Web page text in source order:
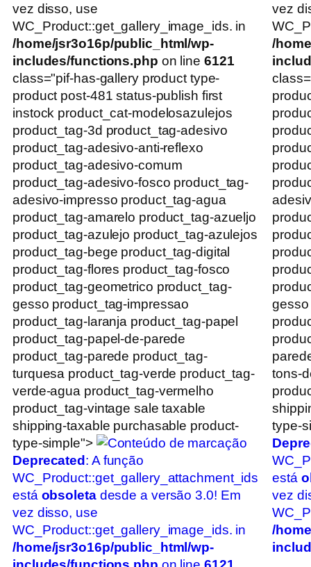
vez disso, use
WC_Product::get_gallery_image_ids. in
/home/jsr3o16p/public_html/wp-
includes/functions.php on line 6121
class="pif-has-gallery product type-
product post-481 status-publish first
instock product_cat-modelosazulejos
product_tag-3d product_tag-adesivo
product_tag-adesivo-anti-reflexo
product_tag-adesivo-comum
product_tag-adesivo-fosco product_tag-
adesivo-impresso product_tag-agua
product_tag-amarelo product_tag-azueljo
product_tag-azulejo product_tag-azulejos
product_tag-bege product_tag-digital
product_tag-flores product_tag-fosco
product_tag-geometrico product_tag-
gesso product_tag-impressao
product_tag-laranja product_tag-papel
product_tag-papel-de-parede
product_tag-parede product_tag-
turquesa product_tag-verde product_tag-
verde-agua product_tag-vermelho
product_tag-vintage sale taxable
shipping-taxable purchasable product-
type-simple">
Deprecated: A função
WC_Product::get_gallery_attachment_ids
está obsoletadesde a versão 3.0! Em
vez disso, use
WC_Product::get_gallery_image_ids. in
/home/jsr3o16p/public_html/wp-
vez
/
tons-
type-
está
vez
/